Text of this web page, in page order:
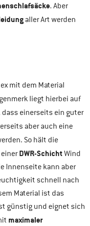
. Aber
aller Art werden
mit dem Material
liegt hierbei auf
dass einerseits ein guter
aber auch eine
So hält die
DWR-Schicht Wind
Innenseite kann aber
schnell nach
Material ist das
günstig und eignet sich
maximaler